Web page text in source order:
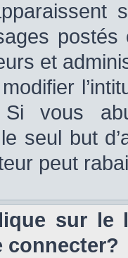
et
Si vous
seul but
peut
sur
connecter?